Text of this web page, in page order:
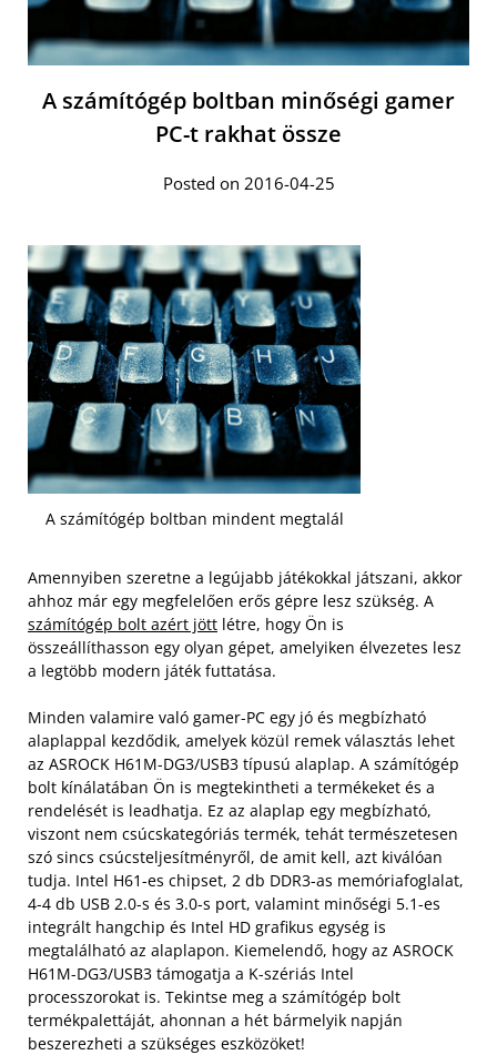
A számítógép boltban minőségi gamer
PC-t rakhat össze
Posted on 2016-04-25
A számítógép boltban mindent megtalál
Amennyiben szeretne a legújabb játékokkal játszani, akkor
ahhoz már egy megfelelően erős gépre lesz szükség. A
számítógép bolt azért jött létre, hogy Ön is
összeállíthasson egy olyan gépet, amelyiken élvezetes lesz
a legtöbb modern játék futtatása.
Minden valamire való gamer-PC egy jó és megbízható
alaplappal kezdődik, amelyek közül remek választás lehet
az ASROCK H61M-DG3/USB3 típusú alaplap. A számítógép
bolt kínálatában Ön is megtekintheti a termékeket és a
rendelését is leadhatja. Ez az alaplap egy megbízható,
viszont nem csúcskategóriás termék, tehát természetesen
szó sincs csúcsteljesítményről, de amit kell, azt kiválóan
tudja. Intel H61-es chipset, 2 db DDR3-as memóriafoglalat,
4-4 db USB 2.0-s és 3.0-s port, valamint minőségi 5.1-es
integrált hangchip és Intel HD grafikus egység is
megtalálható az alaplapon. Kiemelendő, hogy az ASROCK
H61M-DG3/USB3 támogatja a K-szériás Intel
processzorokat is. Tekintse meg a számítógép bolt
termékpalettáját, ahonnan a hét bármelyik napján
beszerezheti a szükséges eszközöket!